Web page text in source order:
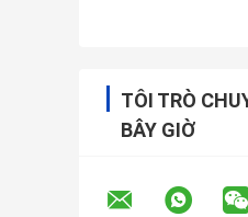
TÔI TRÒ
BÂY GIỜ